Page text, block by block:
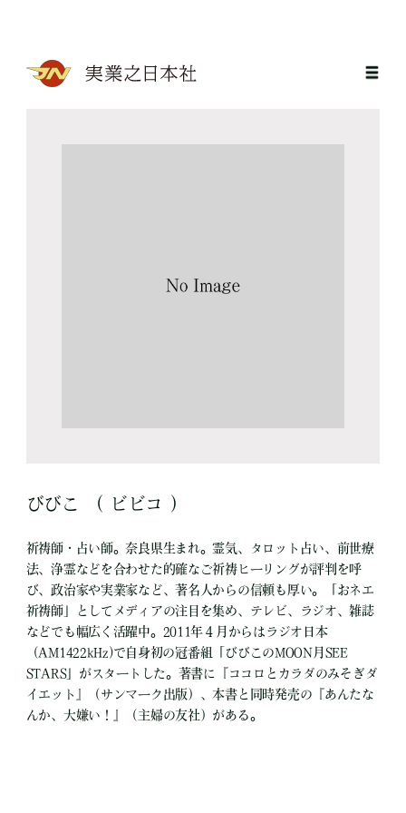
びびこ （ ビビコ ）
祈祷師・占い師。奈良県生まれ。霊気、タロット占い、前世療
法、浄霊などを合わせた的確なご祈祷ヒーリングが評判を呼
び、政治家や実業家など、著名人からの信頼も厚い。「おネエ
祈祷師」としてメディアの注目を集め、テレビ、ラジオ、雑誌
などでも幅広く活躍中。2011年４月からはラジオ日本
（AM1422kHz)で自身初の冠番組「びびこのMOON月SEE
STARS」がスタートした。著書に『ココロとカラダのみそぎダ
イエット』（サンマーク出版）、本書と同時発売の『あんたな
んか、大嫌い！』（主婦の友社）がある。